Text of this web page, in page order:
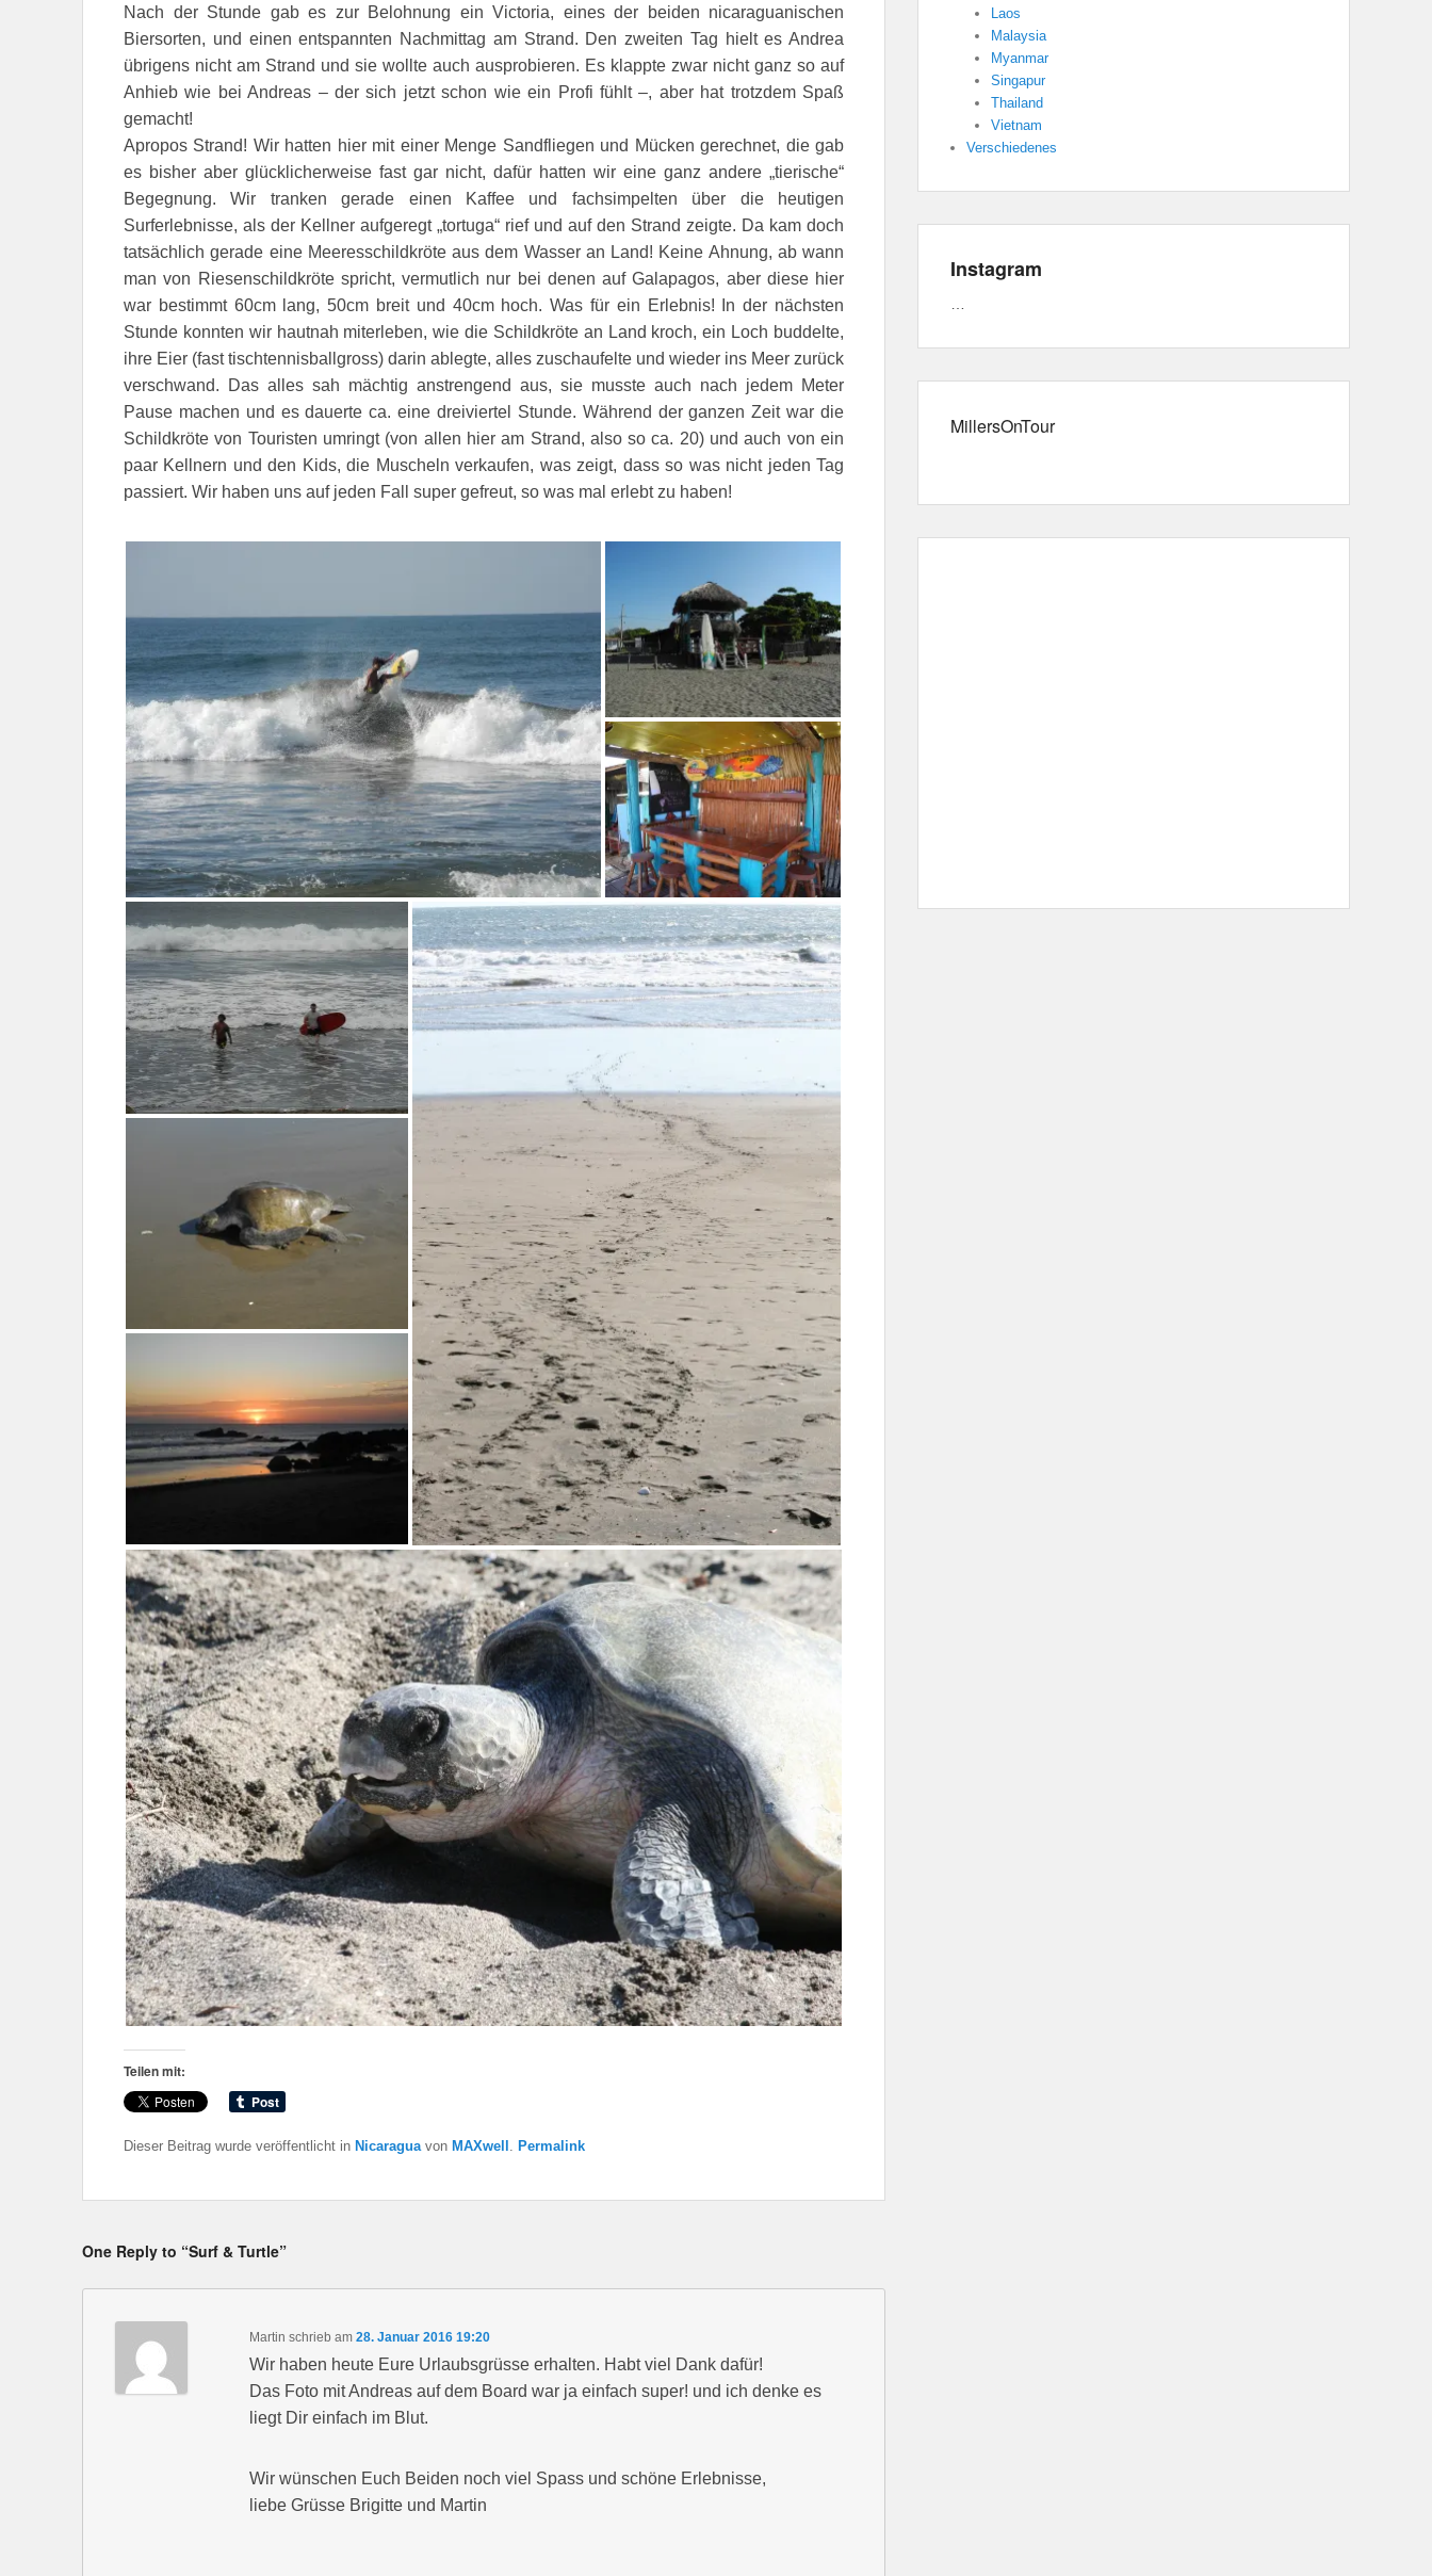
Nach der Stunde gab es zur Belohnung ein Victoria, eines der beiden nicaraguanischen
Biersorten, und einen entspannten Nachmittag am Strand. Den zweiten Tag hielt es Andrea
übrigens nicht am Strand und sie wollte auch ausprobieren. Es klappte zwar nicht ganz so auf
Anhieb wie bei Andreas – der sich jetzt schon wie ein Profi fühlt –, aber hat trotzdem Spaß
gemacht!
Apropos Strand! Wir hatten hier mit einer Menge Sandfliegen und Mücken gerechnet, die gab
es bisher aber glücklicherweise fast gar nicht, dafür hatten wir eine ganz andere „tierische“
Begegnung. Wir tranken gerade einen Kaffee und fachsimpelten über die heutigen
Surferlebnisse, als der Kellner aufgeregt „tortuga“ rief und auf den Strand zeigte. Da kam doch
tatsächlich gerade eine Meeresschildkröte aus dem Wasser an Land! Keine Ahnung, ab wann
man von Riesenschildkröte spricht, vermutlich nur bei denen auf Galapagos, aber diese hier
war bestimmt 60cm lang, 50cm breit und 40cm hoch. Was für ein Erlebnis! In der nächsten
Stunde konnten wir hautnah miterleben, wie die Schildkröte an Land kroch, ein Loch buddelte,
ihre Eier (fast tischtennisballgross) darin ablegte, alles zuschaufelte und wieder ins Meer zurück
verschwand. Das alles sah mächtig anstrengend aus, sie musste auch nach jedem Meter
Pause machen und es dauerte ca. eine dreiviertel Stunde. Während der ganzen Zeit war die
Schildkröte von Touristen umringt (von allen hier am Strand, also so ca. 20) und auch von ein
paar Kellnern und den Kids, die Muscheln verkaufen, was zeigt, dass so was nicht jeden Tag
passiert. Wir haben uns auf jeden Fall super gefreut, so was mal erlebt zu haben!
Teilen mit:
Dieser Beitrag wurde veröffentlicht in Nicaragua von MAXwell Permalink
One Reply to “Surf & Turtle”
Martin schrieb am 28. Januar 2016 19:20
Wir haben heute Eure Urlaubsgrüsse erhalten. Habt viel Dank dafür!
Das Foto mit Andreas auf dem Board war ja einfach super! und ich denke es
liegt Dir einfach im Blut.
Wir wünschen Euch Beiden noch viel Spass und schöne Erlebnisse,
liebe Grüsse Brigitte und Martin
Laos
Malaysia
Myanmar
Singapur
Thailand
Vietnam
Verschiedenes
Instagram
MillersOnTour